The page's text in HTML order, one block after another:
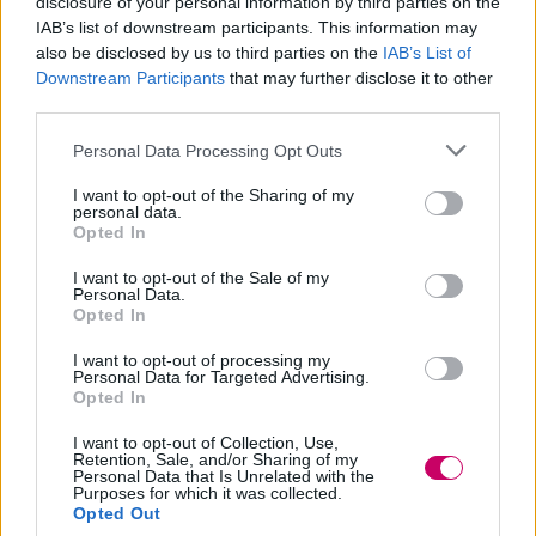
IAB’s list of downstream participants. This information may
also be disclosed by us to third parties on the IAB’s List of
Downstream Participants that may further disclose it to other
Personal Data Processing Opt Outs
I want to opt-out of the Sharing of my
personal data.
Opted In
I want to opt-out of the Sale of my
Personal Data.
Opted In
I want to opt-out of processing my
Personal Data for Targeted Advertising.
Opted In
I want to opt-out of Collection, Use,
Retention, Sale, and/or Sharing of my
Personal Data that Is Unrelated with the
Purposes for which it was collected.
Opted Out
conoscerà l’esito finale. I 20 finalisti di
quest’edizione sono Altomonte (Calabria),
Bagnoli del Trigno (Molise), Barolo
(Piemonte), Bevagna (Umbria), Bobbio
(Emilia Romagna), Castroreale (Sicilia),
Furore (Campania), Gradara (Marche),
Monte Isola (Lombardia), Noli (Liguria),
San Giorgio di Valpolicella (Veneto), Sesto
al Reghena (Friuli Venezia Giulia), Stintino
(Sardegna), Tursi (Basilicata) e Vigo di
Fassa (Trentino Alto Adige). Paesi che
racchiudono tradizioni, bellezze e sapori
che vengono tramandati da secoli e
attirano ogni anno turisti da tutte le parti